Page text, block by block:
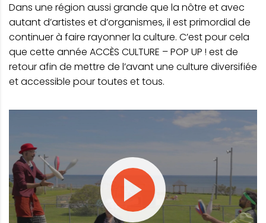
Dans une région aussi grande que la nôtre et avec
autant d’artistes et d’organismes, il est primordial de
continuer à faire rayonner la culture. C’est pour cela
que cette année ACCÈS CULTURE – POP UP ! est de
retour afin de mettre de l’avant une culture diversifiée
et accessible pour toutes et tous.